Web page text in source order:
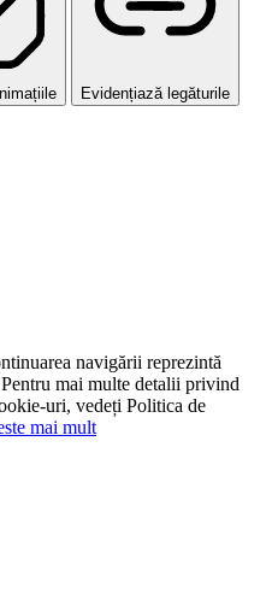
Evidențiază legăturile
navigării reprezintă
mai multe detalii privind
uri, vedeți Politica de
mai mult